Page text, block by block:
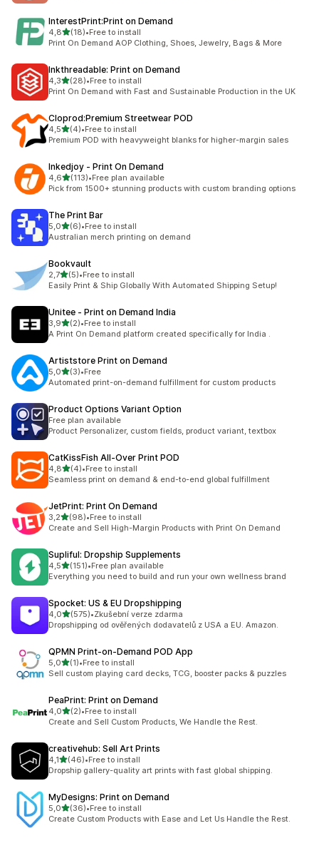
InterestPrint:Print on Demand
4,8z 5 hvězd
(18)
Celkový počet recenzí: 18
•Free to install
Print On Demand AOP Clothing, Shoes, Jewelry, Bags & More
Inkthreadable: Print on Demand
4,3z 5 hvězd
(28)
Celkový počet recenzí: 28
•Free to install
Print On Demand with Fast and Sustainable Production in the UK
Cloprod:Premium Streetwear POD
4,5z 5 hvězd
(4)
Celkový počet recenzí: 4
•Free to install
Premium POD with heavyweight blanks for higher-margin sales
Inkedjoy ‑ Print On Demand
4,6z 5 hvězd
(113)
Celkový počet recenzí: 113
•Free plan available
Pick from 1500+ stunning products with custom branding options
The Print Bar
5,0z 5 hvězd
(6)
Celkový počet recenzí: 6
•Free to install
Australian merch printing on demand
Bookvault
2,7z 5 hvězd
(5)
Celkový počet recenzí: 5
•Free to install
Easily Print & Ship Globally With Automated Shipping Setup!
Unitee ‑ Print on Demand India
3,9z 5 hvězd
(2)
Celkový počet recenzí: 2
•Free to install
A Print On Demand platform created specifically for India .
Artiststore Print on Demand
5,0z 5 hvězd
(3)
Celkový počet recenzí: 3
•Free
Automated print-on-demand fulfillment for custom products
Product Options Variant Option
Free plan available
Product Personalizer, custom fields, product variant, textbox
CatKissFish All‑Over Print POD
4,8z 5 hvězd
(4)
Celkový počet recenzí: 4
•Free to install
Seamless print on demand & end-to-end global fulfillment
JetPrint: Print On Demand
3,2z 5 hvězd
(98)
Celkový počet recenzí: 98
•Free to install
Create and Sell High-Margin Products with Print On Demand
Supliful: Dropship Supplements
4,5z 5 hvězd
(151)
Celkový počet recenzí: 151
•Free plan available
Everything you need to build and run your own wellness brand
Spocket: US & EU Dropshipping
4,0z 5 hvězd
(575)
Celkový počet recenzí: 575
•Zkušební verze zdarma
Dropshipping od ověřených dodavatelů z USA a EU. Amazon.
QPMN Print‑on‑Demand POD App
5,0z 5 hvězd
(1)
Celkový počet recenzí: 1
•Free to install
Sell custom playing card decks, TCG, booster packs & puzzles
PeaPrint: Print on Demand
4,0z 5 hvězd
(2)
Celkový počet recenzí: 2
•Free to install
Create and Sell Custom Products, We Handle the Rest.
creativehub: Sell Art Prints
4,1z 5 hvězd
(46)
Celkový počet recenzí: 46
•Free to install
Dropship gallery-quality art prints with fast global shipping.
MyDesigns: Print on Demand
5,0z 5 hvězd
(36)
Celkový počet recenzí: 36
•Free to install
Create Custom Products with Ease and Let Us Handle the Rest.